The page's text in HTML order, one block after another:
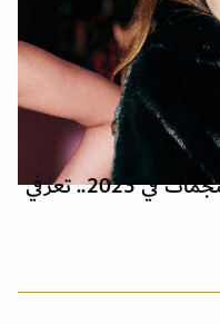
5 صيحات مجوهرات اعتمدتها النجمات في 2023.. تعرفي